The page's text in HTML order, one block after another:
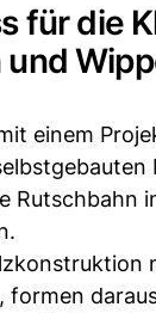
für die
und
einem
Rutschbahn
formen